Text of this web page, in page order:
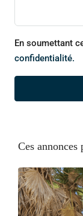
En soumettant
confidentialité.
Ces annonces